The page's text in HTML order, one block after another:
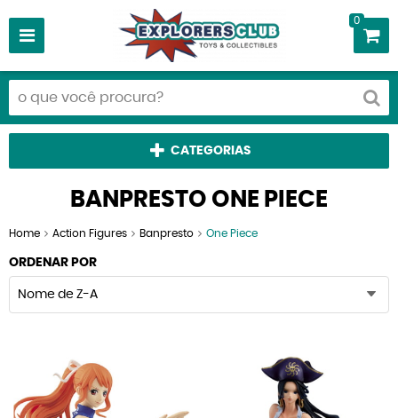
0
CATEGORIAS
BANPRESTO ONE PIECE
Home Action Figures Banpresto One Piece
ORDENAR POR
Nome de Z-A